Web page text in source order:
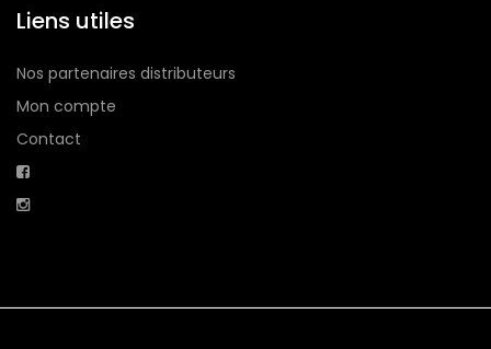
Liens utiles
Nos partenaires distributeurs
Mon compte
Contact